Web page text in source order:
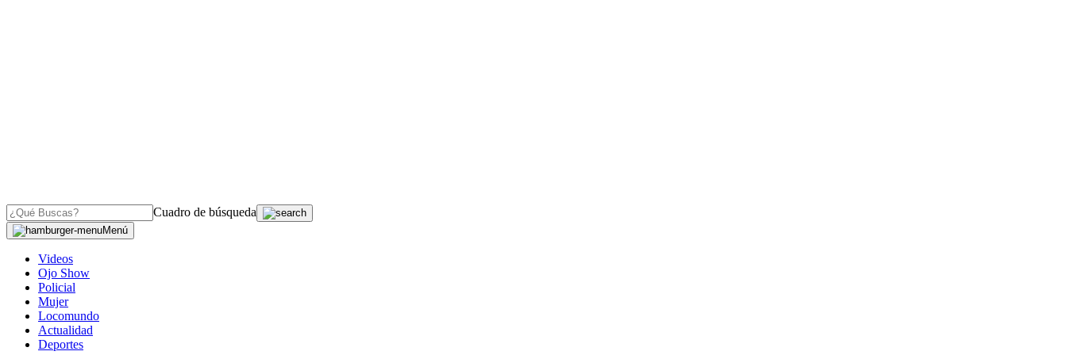
Cuadro de búsqueda
Menú
Videos
Ojo Show
Policial
Mujer
Locomundo
Actualidad
Deportes